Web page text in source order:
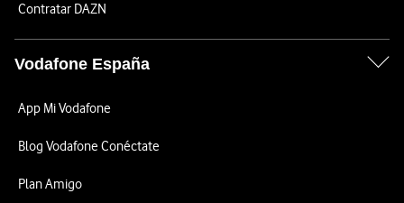
Contratar DAZN
Vodafone España
App Mi Vodafone
Blog Vodafone Conéctate
Plan Amigo